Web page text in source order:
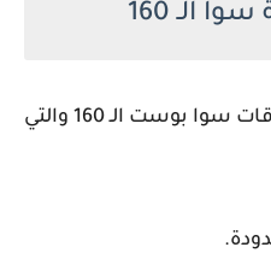
الـ 160
توفر شركة stc السعودية باقات سوا بوست الـ 160 والتي